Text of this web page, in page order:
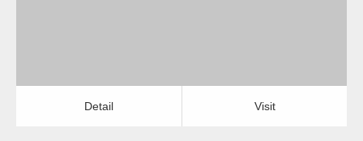
Detail Visit